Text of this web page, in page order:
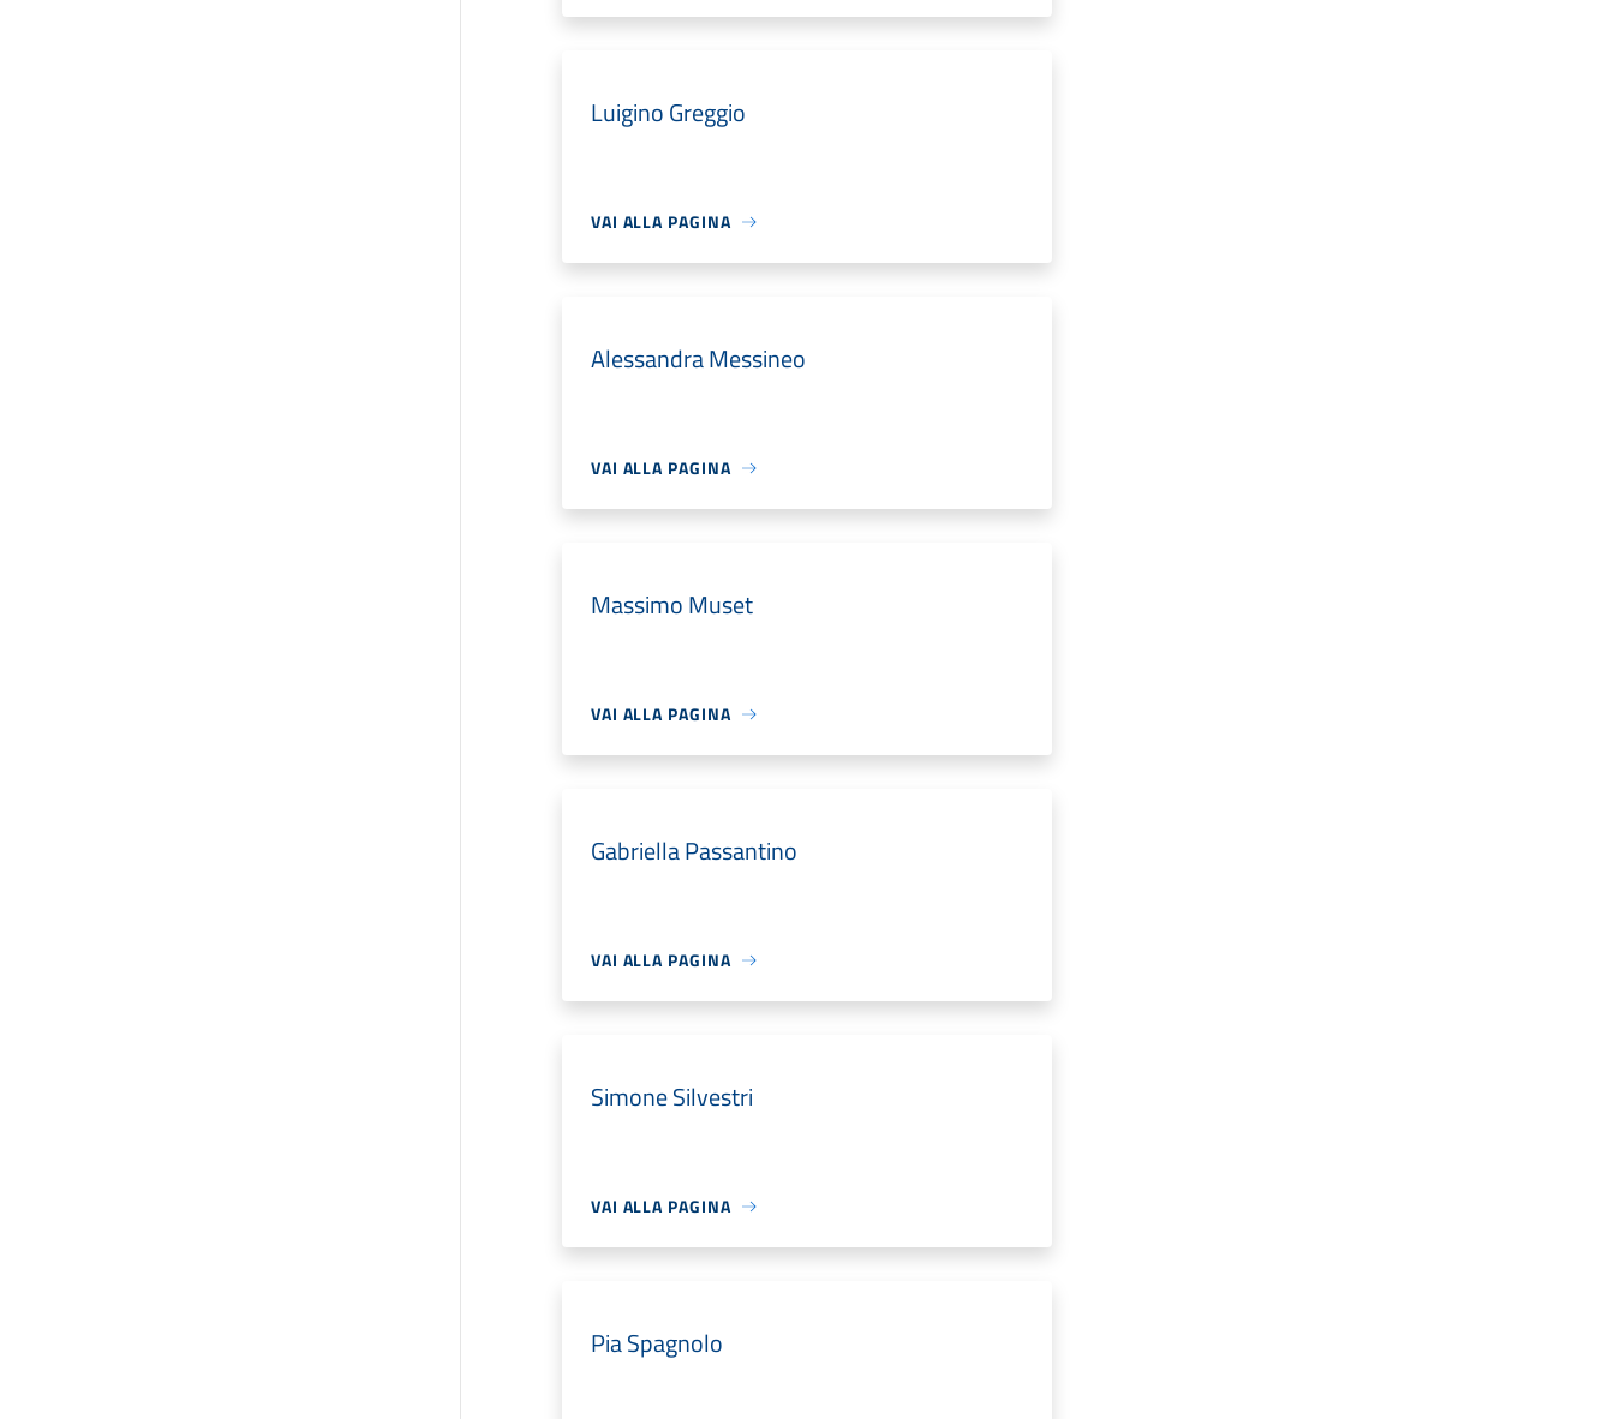
Luigino Greggio
VAI ALLA PAGINA
Alessandra Messineo
VAI ALLA PAGINA
Massimo Muset
VAI ALLA PAGINA
Gabriella Passantino
VAI ALLA PAGINA
Simone Silvestri
VAI ALLA PAGINA
Pia Spagnolo